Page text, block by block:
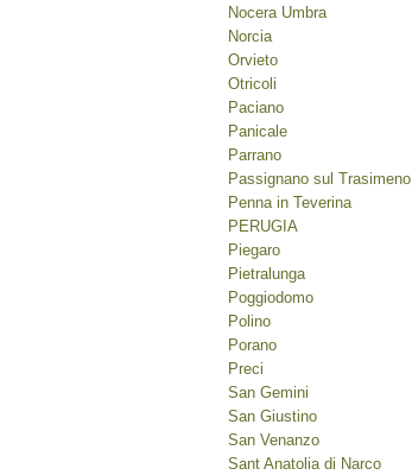
Nocera Umbra
Norcia
Orvieto
Otricoli
Paciano
Panicale
Parrano
Passignano sul Trasimeno
Penna in Teverina
PERUGIA
Piegaro
Pietralunga
Poggiodomo
Polino
Porano
Preci
San Gemini
San Giustino
San Venanzo
Sant Anatolia di Narco